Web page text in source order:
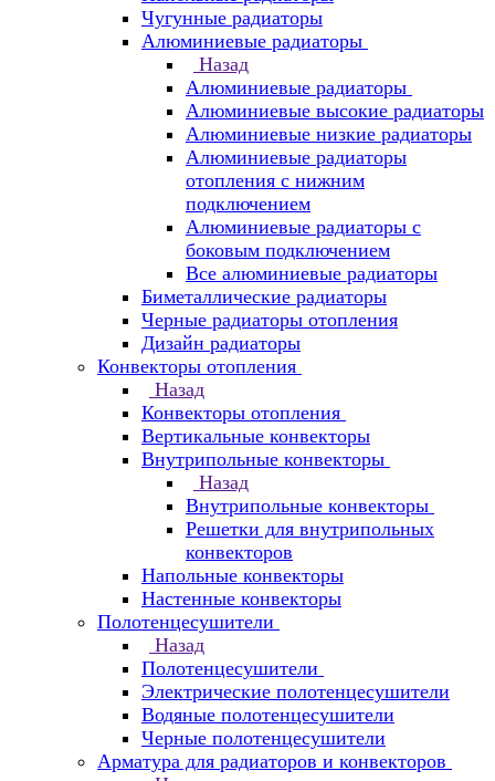
Чугунные радиаторы
Алюминиевые радиаторы
Назад
Алюминиевые радиаторы
Алюминиевые высокие радиаторы
Алюминиевые низкие радиаторы
Алюминиевые радиаторы
отопления с нижним
подключением
Алюминиевые радиаторы с
боковым подключением
Все алюминиевые радиаторы
Биметаллические радиаторы
Черные радиаторы отопления
Дизайн радиаторы
Конвекторы отопления
Назад
Конвекторы отопления
Вертикальные конвекторы
Внутрипольные конвекторы
Назад
Внутрипольные конвекторы
Решетки для внутрипольных
конвекторов
Напольные конвекторы
Настенные конвекторы
Полотенцесушители
Назад
Полотенцесушители
Электрические полотенцесушители
Водяные полотенцесушители
Черные полотенцесушители
Арматура для радиаторов и конвекторов